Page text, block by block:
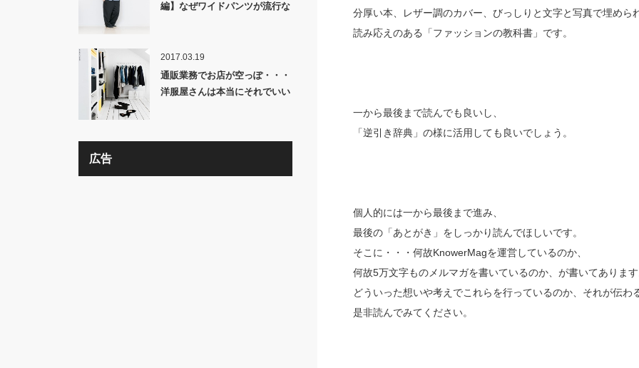
分厚い本、レザー調のカバー、びっしりと文字と写真で埋めら
読み応えのある「ファッションの教科書」です。
一から最後まで読んでも良いし、
「逆引き辞典」の様に活用しても良いでしょう。
個人的には一から最後まで進み、
最後の「あとがき」をしっかり読んでほしいです。
そこに・・・何故KnowerMagを運営しているのか、
何故5万文字ものメルマガを書いているのか、が書いてあります
どういった想いや考えでこれらを行っているのか、それが伝わ
是非読んでみてください。
編】なぜワイドパンツが流行な
2017.03.19
通販業務でお店が空っぽ・・・
洋服屋さんは本当にそれでいい
広告